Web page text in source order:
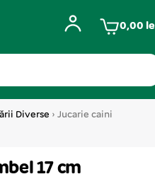
0,00
Diverse › Jucarie caini
17 cm